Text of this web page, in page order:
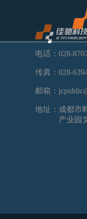
电话：028-
传真：028-
邮箱：
地址： 成都市
产业园